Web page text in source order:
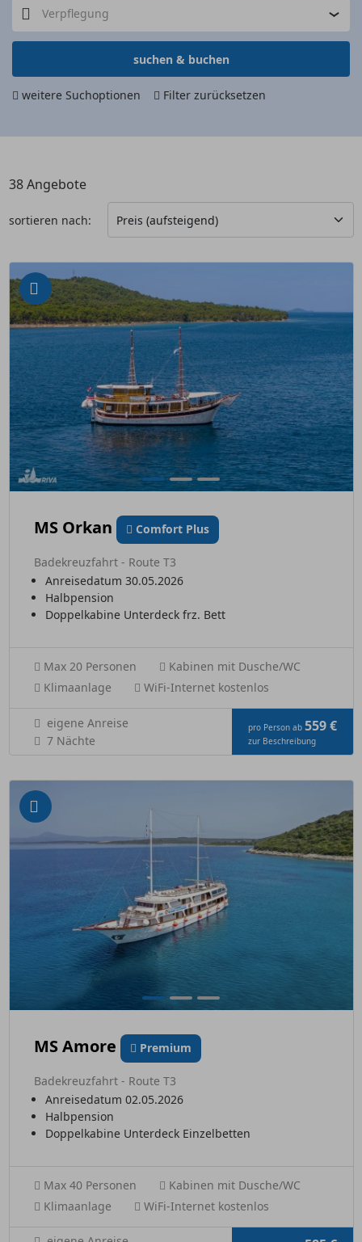
Verpflegung
suchen & buchen
weitere Suchoptionen Filter zurücksetzen
38Angebote
sortieren nach:
MS Orkan Comfort Plus
Badekreuzfahrt - Route T3
Anreisedatum 30.05.2026
Halbpension
Doppelkabine Unterdeck frz. Bett
Max 20 Personen
Kabinen mit Dusche/WC
Klimaanlage
WiFi-Internet kostenlos
eigene Anreise
7 Nächte
pro Person ab 559 €
zur Beschreibung
MS Amore Premium
Badekreuzfahrt - Route T3
Anreisedatum 02.05.2026
Halbpension
Doppelkabine Unterdeck Einzelbetten
Max 40 Personen
Kabinen mit Dusche/WC
Klimaanlage
WiFi-Internet kostenlos